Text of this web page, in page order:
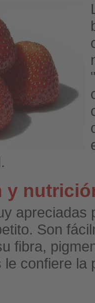
y
apreciadas
Son
fibra,
confiere la